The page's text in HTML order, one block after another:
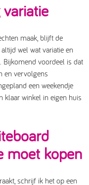
maak, blijft de
wel wat variatie en
Bijkomend voordeel is dat
en vervolgens
een weekendje
klaar winkel in eigen huis
moet kopen
schrijf ik het op een